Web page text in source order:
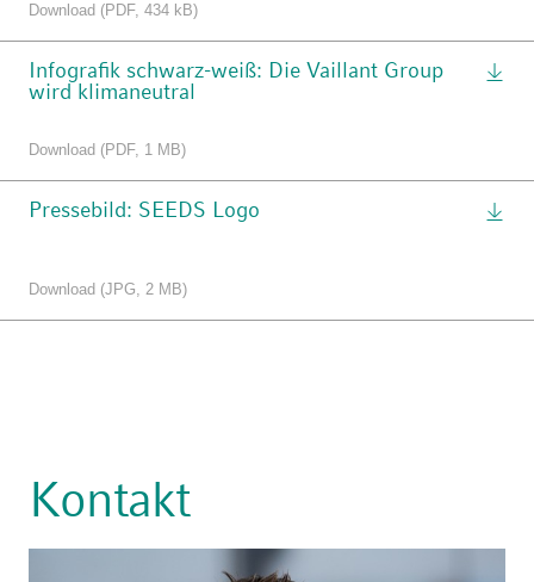
Download (PDF, 434 kB)
Infografik schwarz-weiß: Die Vaillant Group
wird klimaneutral
Download (PDF, 1 MB)
Pressebild: SEEDS Logo
Download (JPG, 2 MB)
Kontakt